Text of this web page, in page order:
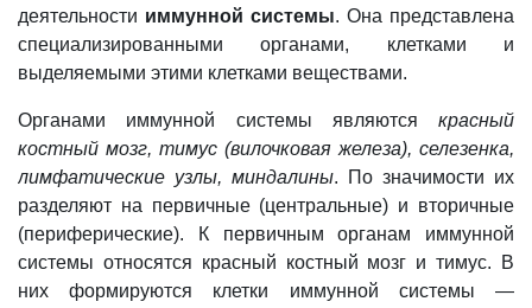
деятельности иммунной системы. Она представлена
специализированными органами, клетками и
выделяемыми этими клетками веществами.
Органами иммунной системы являются красный
костный мозг, тимус (вилочковая железа), селезенка,
лимфатические узлы, миндалины. По значимости их
разделяют на первичные (центральные) и вторичные
(периферические). К первичным органам иммунной
системы относятся красный костный мозг и тимус. В
них формируются клетки иммунной системы —